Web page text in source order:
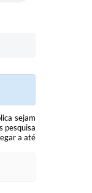
sejam
pesquisa
a até